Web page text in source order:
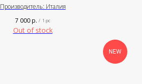
Производитель: Италия
7 000р. / 1 pc
Out of stock
NEW